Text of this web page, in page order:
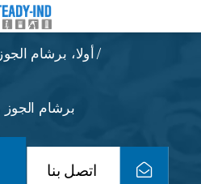
أولا، برشام الجوز /